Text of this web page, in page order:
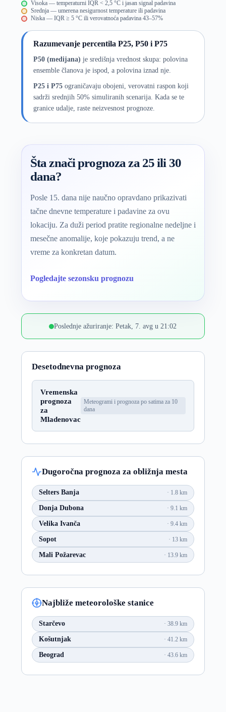
Visoka — temperaturni IQR < 2,5 °C i jasan signal padavina
Srednja — umerena nesigurnost temperature ili padavina
Niska — IQR ≥ 5 °C ili verovatnoća padavina 43–57%
Razumevanje percentila P25, P50 i P75
P50 (medijana) je središnja vrednost skupa: polovina
ensemble članova je ispod, a polovina iznad nje.
P25 i P75ograničavaju obojeni, verovatni raspon koji
sadrži srednjih 50% simuliranih scenarija. Kada se te
granice udalje, raste neizvesnost prognoze.
Šta znači prognoza za 25 ili 30
dana?
Posle 15. dana nije naučno opravdano prikazivati
tačne dnevne temperature i padavine za ovu
lokaciju. Za duži period pratite regionalne nedeljne i
mesečne anomalije, koje pokazuju trend, a ne
vreme za konkretan datum.
Pogledajte sezonsku prognozu
Poslednje ažuriranje: Petak, 7. avg u 21:02
Desetodnevna prognoza
Vremenska
prognoza
za
Mladenovac
Meteogrami i prognoza po satima za 10
dana
Dugoročna prognoza za obližnja mesta
Selters Banja 1.8 km
Donja Dubona 9.1 km
Velika Ivanča 9.4 km
Sopot 13 km
Mali Požarevac 13.9 km
Najbliže meteorološke stanice
Starčevo 38.9 km
Košutnjak 41.2 km
Beograd 43.6 km